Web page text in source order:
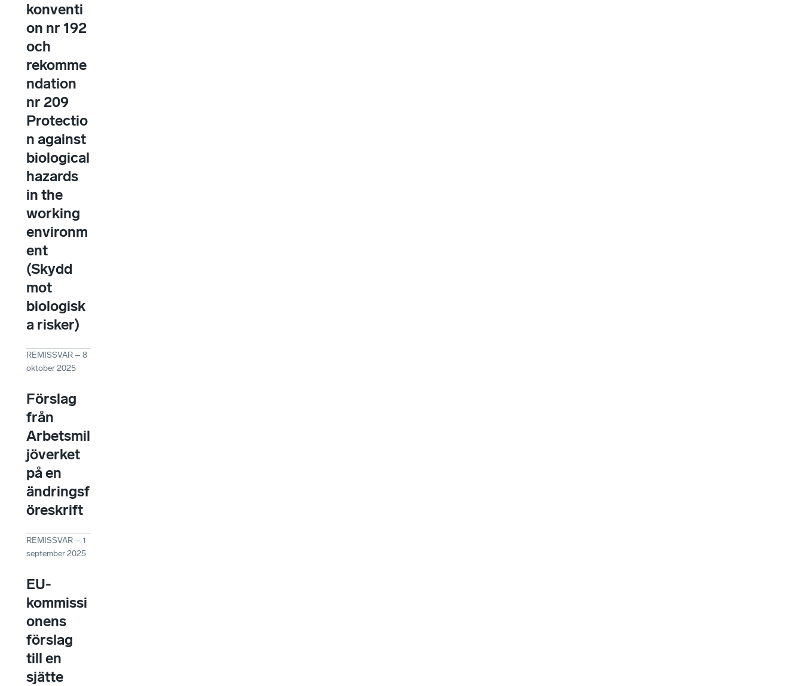
konventi
on nr 192
och
rekomme
ndation
nr 209
Protectio
n against
biological
hazards
in the
working
environm
ent
(Skydd
mot
biologisk
a risker)
REMISSVAR –8
oktober 2025
Förslag
från
Arbetsmil
jöverket
på en
ändringsf
öreskrift
REMISSVAR –1
september 2025
EU-
kommissi
onens
förslag
till en
sjätte